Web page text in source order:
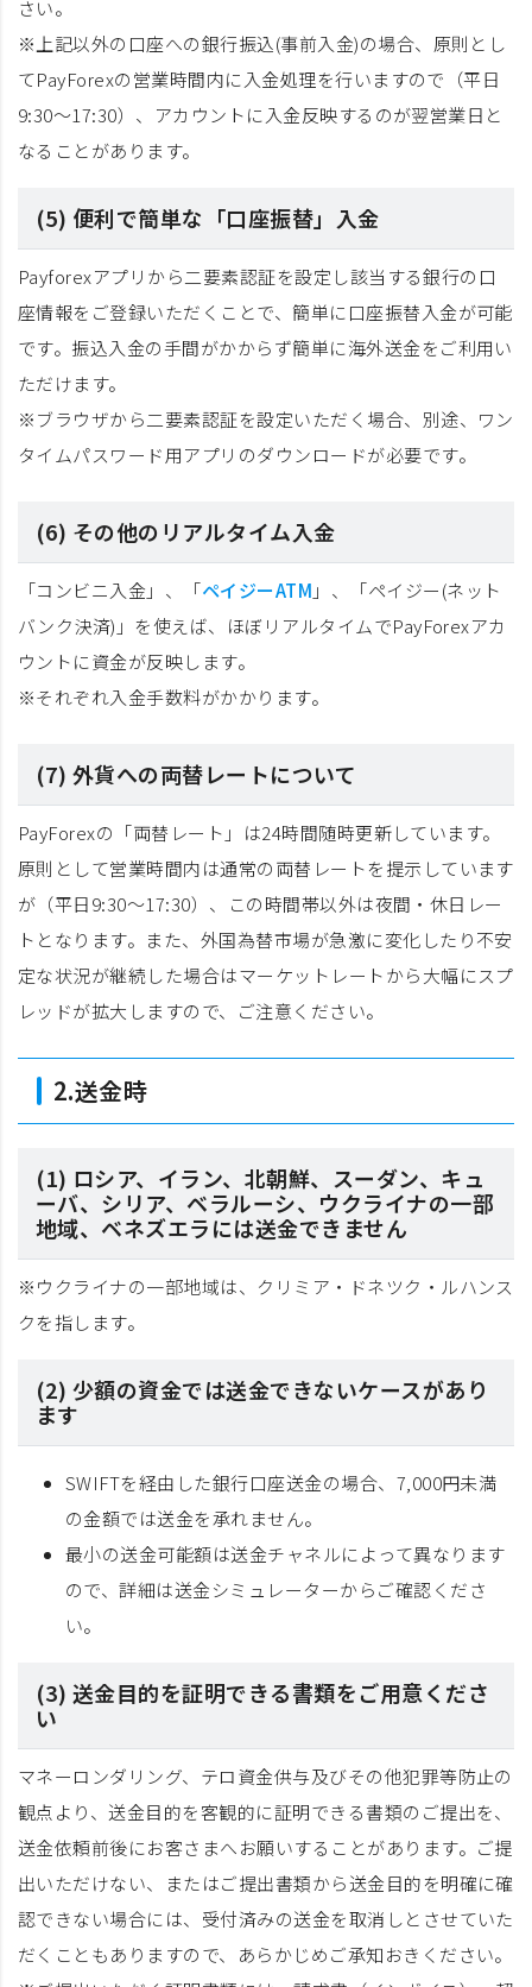
さい。
※上記以外の口座への銀行振込(事前入金)の場合、原則とし
てPayForexの営業時間内に入金処理を行いますので（平日
9:30～17:30）、アカウントに入金反映するのが翌営業日と
なることがあります。
(5) 便利で簡単な「口座振替」入金
Payforexアプリから二要素認証を設定し該当する銀行の口
座情報をご登録いただくことで、簡単に口座振替入金が可能
です。振込入金の手間がかからず簡単に海外送金をご利用い
ただけます。
※ブラウザから二要素認証を設定いただく場合、別途、ワン
タイムパスワード用アプリのダウンロードが必要です。
(6) その他のリアルタイム入金
「コンビニ入金」、「ペイジーATM 」、「ペイジー(ネット
バンク決済)」を使えば、ほぼリアルタイムでPayForexアカ
ウントに資金が反映します。
※それぞれ入金手数料がかかります。
(7) 外貨への両替レートについて
PayForexの「両替レート」は24時間随時更新しています。
原則として営業時間内は通常の両替レートを提示しています
が（平日9:30～17:30）、この時間帯以外は夜間・休日レー
トとなります。また、外国為替市場が急激に変化したり不安
定な状況が継続した場合はマーケットレートから大幅にスプ
レッドが拡大しますので、ご注意ください。
2.送金時
(1) ロシア、イラン、北朝鮮、スーダン、キュ
ーバ、シリア、ベラルーシ、ウクライナの一部
地域、ベネズエラには送金できません
※ウクライナの一部地域は、クリミア・ドネツク・ルハンス
クを指します。
(2) 少額の資金では送金できないケースがあり
ます
SWIFTを経由した銀行口座送金の場合、7,000円未満
の金額では送金を承れません。
最小の送金可能額は送金チャネルによって異なります
ので、詳細は送金シミュレーターからご確認くださ
い。
(3) 送金目的を証明できる書類をご用意くださ
い
マネーロンダリング、テロ資金供与及びその他犯罪等防止の
観点より、送金目的を客観的に証明できる書類のご提出を、
送金依頼前後にお客さまへお願いすることがあります。ご提
出いただけない、またはご提出書類から送金目的を明確に確
認できない場合には、受付済みの送金を取消しとさせていた
だくこともありますので、あらかじめご承知おきください。